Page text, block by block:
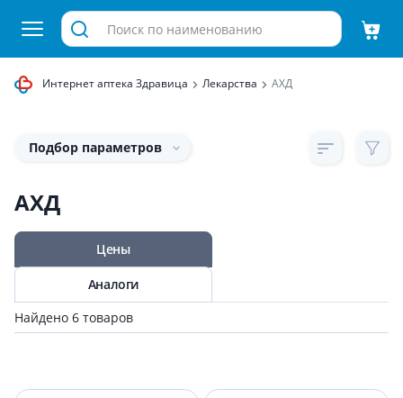
Интернет аптека Здравица Лекарства АХД
Подбор параметров
АХД
Цены
Аналоги
Найдено 6 товаров